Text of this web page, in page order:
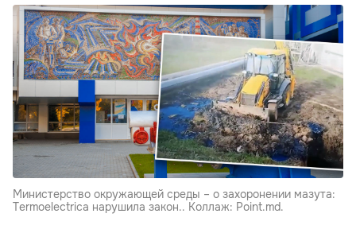
Министерство окружающей среды – о захоронении мазута:
Termoelectrica нарушила закон.. Коллаж: Point.md.